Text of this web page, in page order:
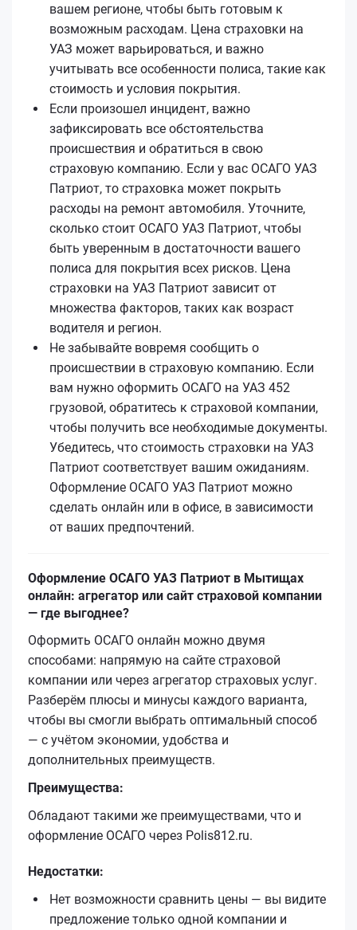
вашем регионе, чтобы быть готовым к
возможным расходам. Цена страховки на
УАЗ может варьироваться, и важно
учитывать все особенности полиса, такие как
стоимость и условия покрытия.
Если произошел инцидент, важно
зафиксировать все обстоятельства
происшествия и обратиться в свою
страховую компанию. Если у вас ОСАГО УАЗ
Патриот, то страховка может покрыть
расходы на ремонт автомобиля. Уточните,
сколько стоит ОСАГО УАЗ Патриот, чтобы
быть уверенным в достаточности вашего
полиса для покрытия всех рисков. Цена
страховки на УАЗ Патриот зависит от
множества факторов, таких как возраст
водителя и регион.
Не забывайте вовремя сообщить о
происшествии в страховую компанию. Если
вам нужно оформить ОСАГО на УАЗ 452
грузовой, обратитесь к страховой компании,
чтобы получить все необходимые документы.
Убедитесь, что стоимость страховки на УАЗ
Патриот соответствует вашим ожиданиям.
Оформление ОСАГО УАЗ Патриот можно
сделать онлайн или в офисе, в зависимости
от ваших предпочтений.
Оформление ОСАГО УАЗ Патриот в Мытищах
онлайн: агрегатор или сайт страховой компании
— где выгоднее?
Оформить ОСАГО онлайн можно двумя
способами: напрямую на сайте страховой
компании или через агрегатор страховых услуг.
Разберём плюсы и минусы каждого варианта,
чтобы вы смогли выбрать оптимальный способ
— с учётом экономии, удобства и
дополнительных преимуществ.
Преимущества:
Обладают такими же преимуществами, что и
оформление ОСАГО через Polis812.ru.
Недостатки:
Нет возможности сравнить цены — вы видите
предложение только одной компании и